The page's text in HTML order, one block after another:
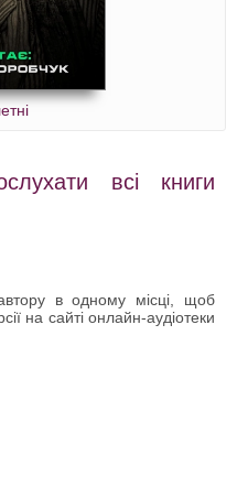
всі книги
в одному місці, щоб
на сайті онлайн-аудіотеки